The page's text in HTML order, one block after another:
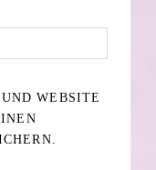
WEBSITE